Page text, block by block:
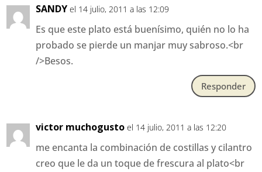
SANDY el 14 julio, 2011 a las 12:09
Es que este plato está buenísimo, quién no lo ha
probado se pierde un manjar muy sabroso.<br
/>Besos.
Responder
victor muchogusto el 14 julio, 2011 a las 12:20
me encanta la combinación de costillas y cilantro
creo que le da un toque de frescura al plato<br